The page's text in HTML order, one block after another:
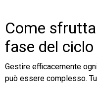
Come
fase del
Gestire efficacemente
può essere complesso.